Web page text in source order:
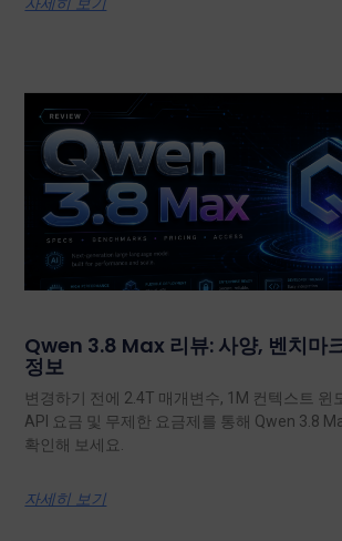
Qwen 3.8 Max 리뷰: 사양, 벤치마
정보
변경하기 전에 2.4T 매개변수, 1M 컨텍스트 윈
API 요금 및 무제한 요금제를 통해 Qwen 3.8
확인해 보세요.
자세히 보기